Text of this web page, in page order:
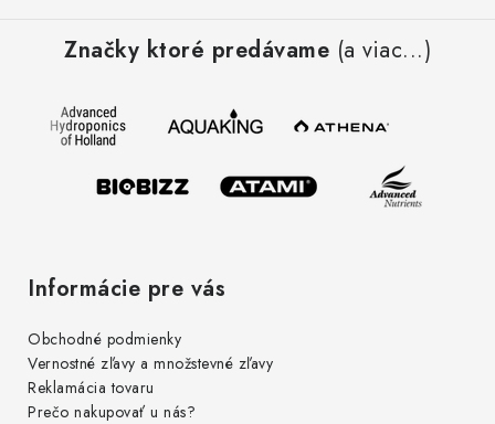
Značky ktoré predávame (a viac...)
Informácie pre vás
Obchodné podmienky
Vernostné zľavy a množstevné zľavy
Reklamácia tovaru
Prečo nakupovať u nás?